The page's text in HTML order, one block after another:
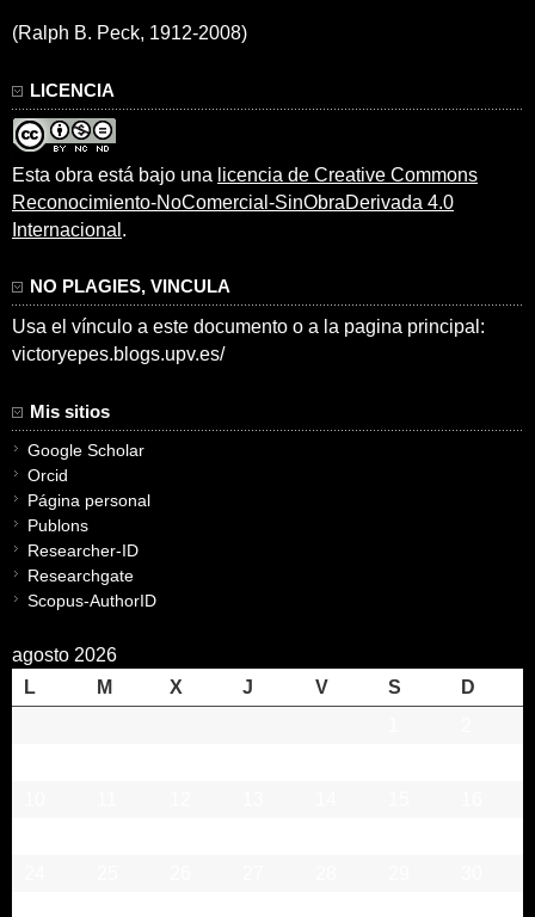
(Ralph B. Peck, 1912-2008)
LICENCIA
Esta obra está bajo una licencia de Creative Commons
Reconocimiento-NoComercial-SinObraDerivada 4.0
Internacional .
NO PLAGIES, VINCULA
Usa el vínculo a este documento o a la pagina principal:
victoryepes.blogs.upv.es/
Mis sitios
Google Scholar
Orcid
Página personal
Publons
Researcher-ID
Researchgate
Scopus-AuthorID
agosto 2026
L
M X J V S
D